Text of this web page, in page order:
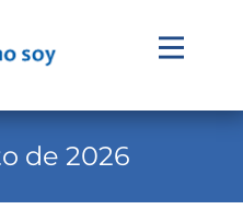
de 2026